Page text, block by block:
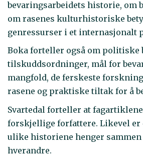
bevaringsarbeidets historie, om
om rasenes kulturhistoriske
genressurser i et internasjonalt
Boka forteller også om politiske
tilskuddsordninger, mål for
mangfold, de ferskeste
rasene og praktiske tiltak for å
Svartedal forteller at
forskjellige forfattere. Likevel er
ulike historiene henger sammen
hverandre.